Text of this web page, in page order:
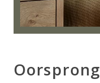
Oorsprong